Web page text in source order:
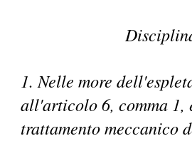
1. Nelle more
all'articolo 6, comma
trattamento